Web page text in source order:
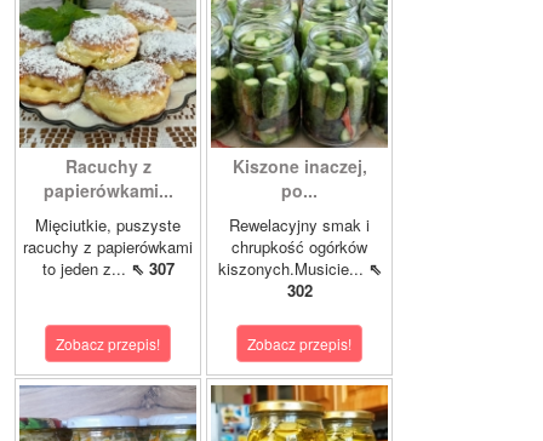
Racuchy z
papierówkami...
Mięciutkie, puszyste
racuchy z papierówkami
to jeden z... ⇖ 307
Zobacz przepis!
Kiszone inaczej,
po...
Rewelacyjny smak i
chrupkość ogórków
kiszonych.Musicie... ⇖
302
Zobacz przepis!